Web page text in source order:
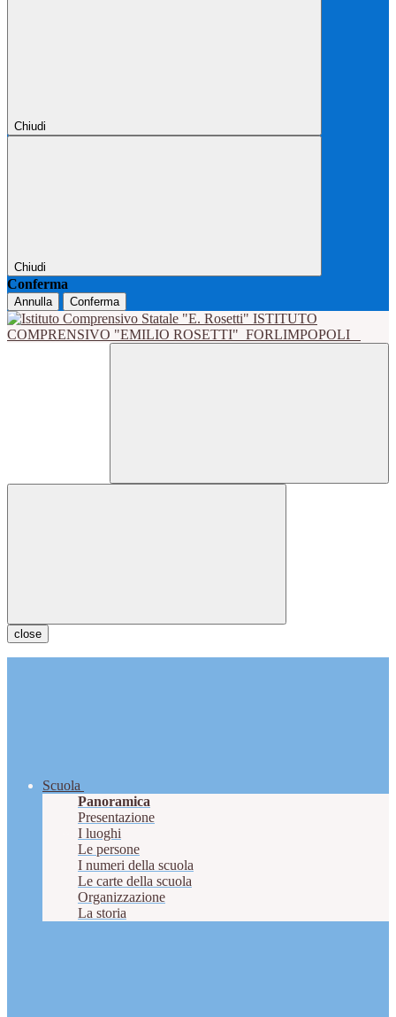
Chiudi
Chiudi
Conferma
Annulla Conferma
ISTITUTO
COMPRENSIVO "EMILIO ROSETTI" FORLIMPOPOLI
close
Scuola
Panoramica
Presentazione
I luoghi
Le persone
I numeri della scuola
Le carte della scuola
Organizzazione
La storia